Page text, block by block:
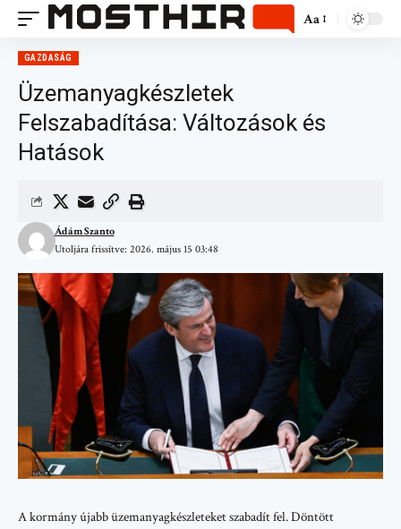
Aa
GAZDASÁG
Üzemanyagkészletek
Felszabadítása: Változások és
Hatások
Utoljára frissítve: 2026. május 15 03:48
Ádám Szanto
A kormány újabb üzemanyagkészleteket szabadít fel. Döntött